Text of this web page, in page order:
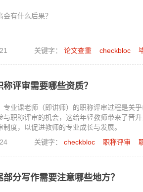
有什么后果？
关键字： 论文查重 checkbloc
评审需要哪些资质？
专业课老师（即讲师）的职称评审过程是关
与职称评审的机会，这给年轻教师带来了晋
度，以促进教师的专业成长与发展。
关键字： checkbloc 职称评审
分写作需要注意哪些地方？